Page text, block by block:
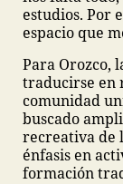
estudios. Por
espacio que
Para Orozco,
traducirse en
comunidad
buscado
recreativa de
énfasis en
formación